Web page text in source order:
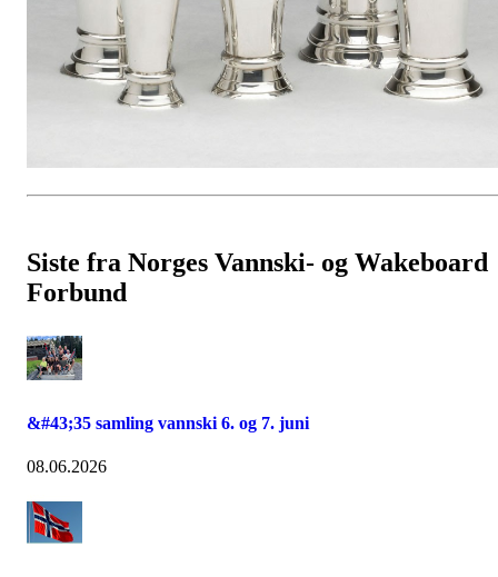
Siste fra Norges Vannski- og Wakeboard
Forbund
&#43;35 samling vannski 6. og 7. juni
08.06.2026